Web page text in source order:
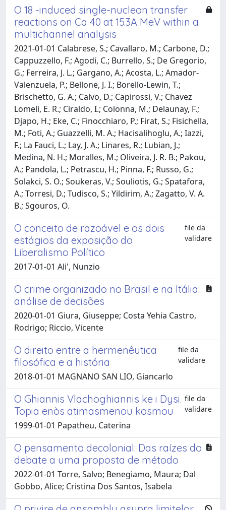
O 18 -induced single-nucleon transfer
reactions on Ca 40 at 15.3A MeV within a
multichannel analysis
2021-01-01 Calabrese, S.; Cavallaro, M.; Carbone, D.;
Cappuzzello, F.; Agodi, C.; Burrello, S.; De Gregorio,
G.; Ferreira, J. L.; Gargano, A.; Acosta, L.; Amador-
Valenzuela, P.; Bellone, J. I.; Borello-Lewin, T.;
Brischetto, G. A.; Calvo, D.; Capirossi, V.; Chavez
Lomeli, E. R.; Ciraldo, I.; Colonna, M.; Delaunay, F.;
Djapo, H.; Eke, C.; Finocchiaro, P.; Firat, S.; Fisichella,
M.; Foti, A.; Guazzelli, M. A.; Hacisalihoglu, A.; Iazzi,
F.; La Fauci, L.; Lay, J. A.; Linares, R.; Lubian, J.;
Medina, N. H.; Moralles, M.; Oliveira, J. R. B.; Pakou,
A.; Pandola, L.; Petrascu, H.; Pinna, F.; Russo, G.;
Solakci, S. O.; Soukeras, V.; Souliotis, G.; Spatafora,
A.; Torresi, D.; Tudisco, S.; Yildirim, A.; Zagatto, V. A.
B.; Sgouros, O.
O conceito de razoável e os dois
estágios da exposição do
Liberalismo Político
file da
validare
2017-01-01 Ali', Nunzio
O crime organizado no Brasil e na Itália:
análise de decisões
2020-01-01 Giura, Giuseppe; Costa Yehia Castro,
Rodrigo; Riccio, Vicente
O direito entre a hermenêutica
filosófica e a história
file da
validare
2018-01-01 MAGNANO SAN LIO, Giancarlo
O Ghiannis Vlachoghiannis ke i Dysi.
Topia enòs atimasmenou kosmou
file da
validare
1999-01-01 Papatheu, Caterina
O pensamento decolonial: Das raízes do
debate a uma proposta de método
2022-01-01 Torre, Salvo; Benegiamo, Maura; Dal
Gobbo, Alice; Cristina Dos Santos, Isabela